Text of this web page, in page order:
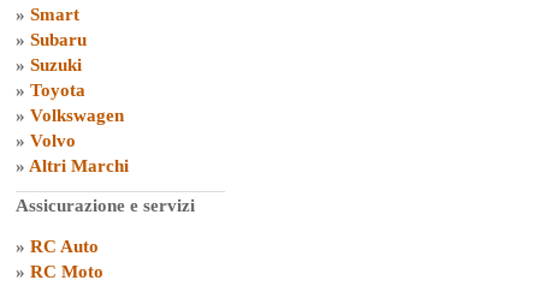
» Smart
» Subaru
» Suzuki
» Toyota
» Volkswagen
» Volvo
» Altri Marchi
Assicurazione e servizi
» RC Auto
» RC Moto